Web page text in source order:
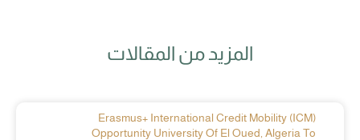
المزيد من المقالات
Erasmus+ International Credit Mobility (ICM)
Opportunity University Of El Oued, Algeria To